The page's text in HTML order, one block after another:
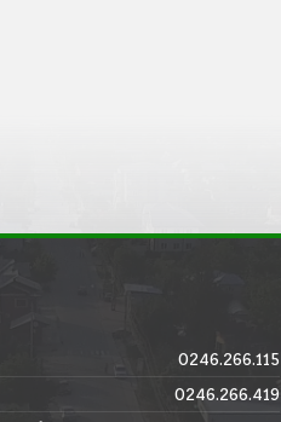
0246.266.115
0246.266.419